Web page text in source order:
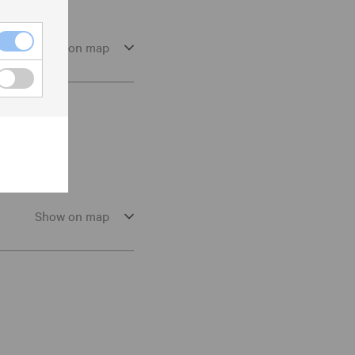
Show on map
Show on map